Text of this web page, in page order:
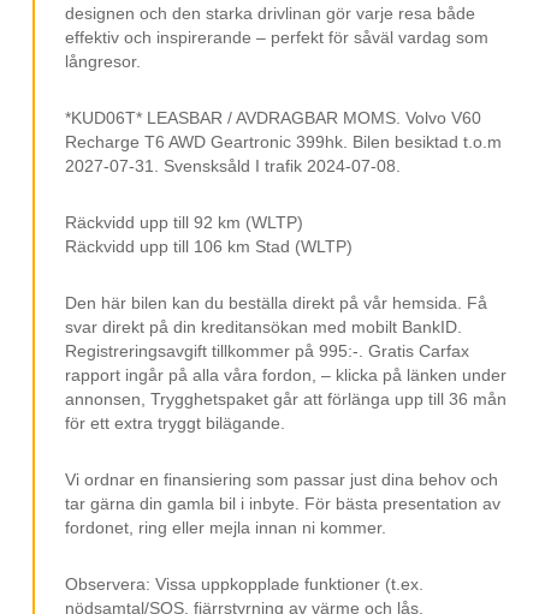
Apple CarPlay
Android Auto
Stolsvärme Fram Och Bak
BLIS
Lane Assist
Parkeringssensorer
Touch Display Skärm
Körläge
Digitalradio DAB
Infällbara Sidospeglar
Avbländad Backspegel
Elspeglar
Elhissar
designen och den starka drivlinan gör varje resa både
effektiv och inspirerande – perfekt för såväl vardag som
långresor.
*KUD06T* LEASBAR / AVDRAGBAR MOMS. Volvo V60
Recharge T6 AWD Geartronic 399hk. Bilen besiktad t.o.m
2027-07-31. Svensksåld I trafik 2024-07-08.
Räckvidd upp till 92 km (WLTP)
Räckvidd upp till 106 km Stad (WLTP)
Den här bilen kan du beställa direkt på vår hemsida. Få
svar direkt på din kreditansökan med mobilt BankID.
Registreringsavgift tillkommer på 995:-. Gratis Carfax
rapport ingår på alla våra fordon, – klicka på länken under
annonsen, Trygghetspaket går att förlänga upp till 36 mån
för ett extra tryggt bilägande.
Vi ordnar en finansiering som passar just dina behov och
tar gärna din gamla bil i inbyte. För bästa presentation av
fordonet, ring eller mejla innan ni kommer.
Observera: Vissa uppkopplade funktioner (t.ex.
nödsamtal/SOS, fjärrstyrning av värme och lås,